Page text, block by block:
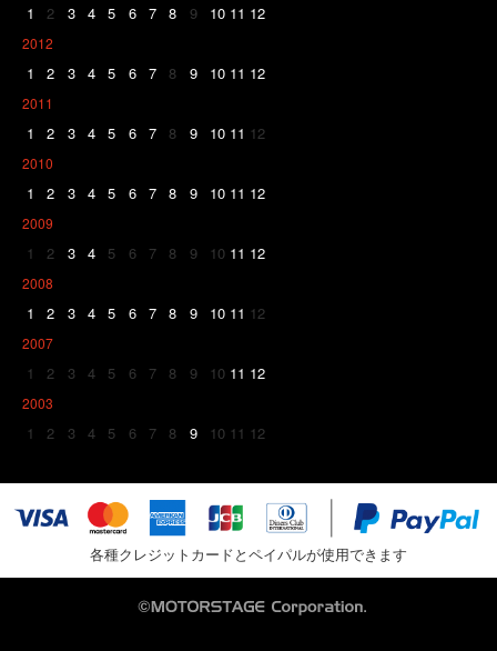
1 2 3 4 5 6 7 8 9 10 11 12
2012
1 2 3 4 5 6 7 8 9 10 11 12
2011
1 2 3 4 5 6 7 8 9 10 11 12
2010
1 2 3 4 5 6 7 8 9 10 11 12
2009
1 2 3 4 5 6 7 8 9 10 11 12
2008
1 2 3 4 5 6 7 8 9 10 11 12
2007
1 2 3 4 5 6 7 8 9 10 11 12
2003
1 2 3 4 5 6 7 8 9 10 11 12
各種クレジットカードとペイパルが使用できます